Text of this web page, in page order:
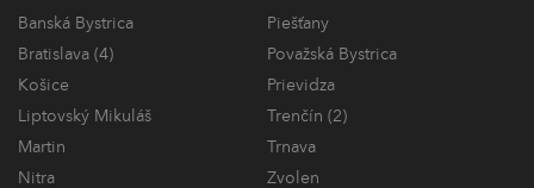
Banská Bystrica
Piešťany
Bratislava (4)
Považská Bystrica
Košice
Prievidza
Liptovský Mikuláš
Trenčín (2)
Martin
Trnava
Nitra
Zvolen